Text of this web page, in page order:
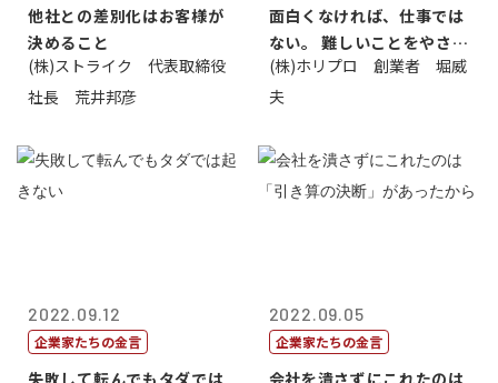
他社との差別化はお客様が
決めること
(株)ストライク 代表取締役
社長 荒井邦彦
面白くなければ、仕事では
ない。 難しいことをやさし
く。やさし...
(株)ホリプロ 創業者 堀威
夫
2022.09.12
企業家たちの金言
失敗して転んでもタダでは
2022.09.05
企業家たちの金言
会社を潰さずにこれたのは